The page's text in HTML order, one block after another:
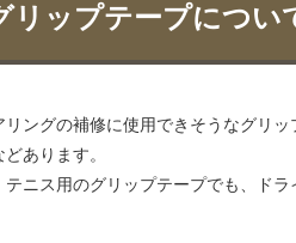
リップテープについ
リングの補修に使用できそうなグリ
どあります。
テニス用のグリップテープでも、ド